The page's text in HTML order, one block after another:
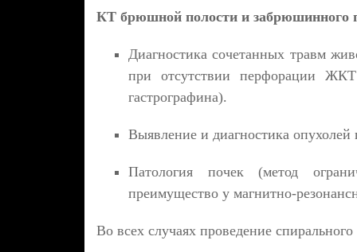
КТ брюшной полости и забрюшинного
Диагностика сочетанных травм
при отсутствии перфорации
гастрографина).
Выявление и диагностика
Патология почек (метод
преимущество у магнитно-
Во всех случаях проведение